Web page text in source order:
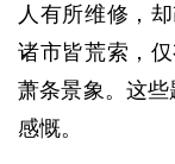
人有所维修，
诸市皆荒索，
萧条景象。这
感慨。